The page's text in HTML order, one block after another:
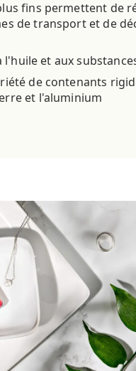
fins permettent de
de transport et de
l'huile et aux
de contenants
et l'aluminium